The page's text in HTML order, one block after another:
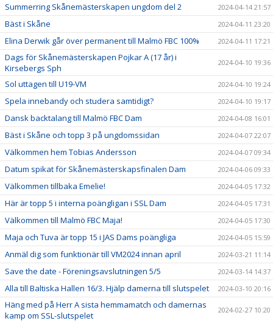
Summerring Skånemästerskapen ungdom del 2 2024-04-14 21:57
Bäst i Skåne 2024-04-11 23:20
Elina Derwik går över permanent till Malmö FBC 100% 2024-04-11 17:21
Dags för Skånemästerskapen Pojkar A (17 år) i
Kirsebergs Sph
2024-04-10 19:36
Sol uttagen till U19-VM 2024-04-10 19:24
Spela innebandy och studera samtidigt? 2024-04-10 19:17
Dansk backtalang till Malmö FBC Dam 2024-04-08 16:01
Bäst i Skåne och topp 3 på ungdomssidan 2024-04-07 22:07
Välkommen hem Tobias Andersson 2024-04-07 09:34
Datum spikat för Skånemästerskapsfinalen Dam 2024-04-06 09:33
Välkommen tillbaka Emelie! 2024-04-05 17:32
Här är topp 5 i interna poängligan i SSL Dam 2024-04-05 17:31
Välkommen till Malmö FBC Maja! 2024-04-05 17:30
Maja och Tuva är topp 15 i JAS Dams poängliga 2024-04-05 15:59
Anmäl dig som funktionär till VM2024 innan april 2024-03-21 11:14
Save the date - Föreningsavslutningen 5/5 2024-03-14 14:37
Alla till Baltiska Hallen 16/3. Hjälp damerna till slutspelet 2024-03-10 20:16
Häng med på Herr A sista hemmamatch och damernas
kamp om SSL-slutspelet
2024-02-27 10:20